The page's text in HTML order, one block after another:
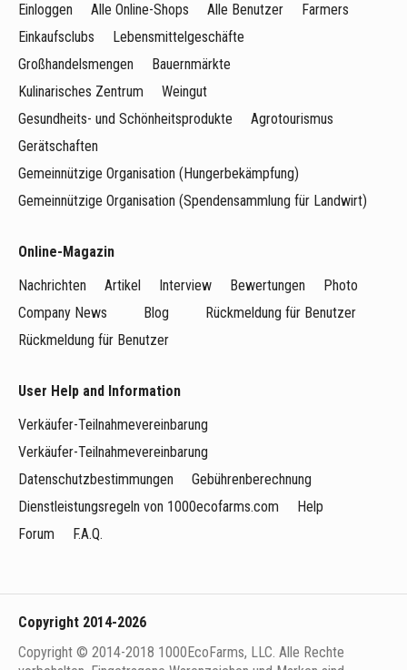
Einloggen
Alle Online-Shops Alle Benutzer
Farmers
Einkaufsclubs
Lebensmittelgeschäfte
Großhandelsmengen
Bauernmärkte
Kulinarisches Zentrum
Weingut
Gesundheits- und Schönheitsprodukte
Agrotourismus
Gerätschaften
Gemeinnützige Organisation (Hungerbekämpfung)
Gemeinnützige Organisation (Spendensammlung für Landwirt)
Online-Magazin
Nachrichten
Artikel Interview Bewertungen
Photo
Company News
Blog
Rückmeldung für Benutzer
Rückmeldung für Benutzer
User Help and Information
Verkäufer-Teilnahmevereinbarung
Verkäufer-Teilnahmevereinbarung
Datenschutzbestimmungen
Gebührenberechnung
Dienstleistungsregeln von 1000ecofarms.com
Help
Forum
F.A.Q.
Copyright 2014-2026
Copyright © 2014-2018 1000EcoFarms, LLC. Alle Rechte